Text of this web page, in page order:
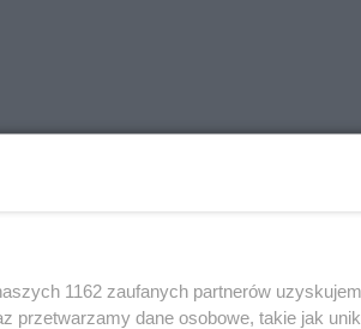
1162 zaufanych partnerów
przetwarzamy dane osobowe, takie jak